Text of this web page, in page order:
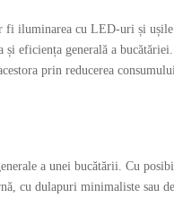
iluminarea cu LED-uri și
generală a
prin reducerea
a unei bucătării. Cu
cu dulapuri minimaliste sau